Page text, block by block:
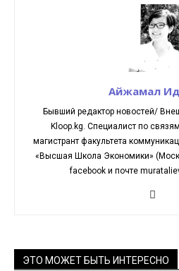
Айжамал
Бывший редактор новостей/
Kloop.kg. Cпециалист по
магистрант факультета
«Высшая Школа Экономики»
facebook и почте
ЭТО МОЖЕТ БЫТЬ ИНТЕРЕСНО